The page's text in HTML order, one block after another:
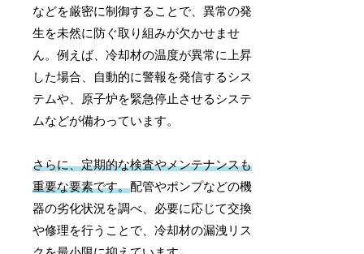
などを厳密に制御することで、異常の発
生を未然に防ぐ取り組みが欠かせませ
ん。例えば、冷却材の温度が異常に上昇
した場合、自動的に警報を発信するシス
テムや、原子炉を緊急停止させるシステ
ムなどが備わっています。
さらに、定期的な検査やメンテナンスも
重要な要素です。配管やポンプなどの機
器の劣化状況を調べ、必要に応じて交換
や修理を行うことで、冷却材の漏洩リス